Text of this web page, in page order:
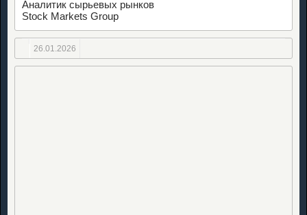
Аналитик сырьевых рынков
Stock Markets Group
26.01.2026